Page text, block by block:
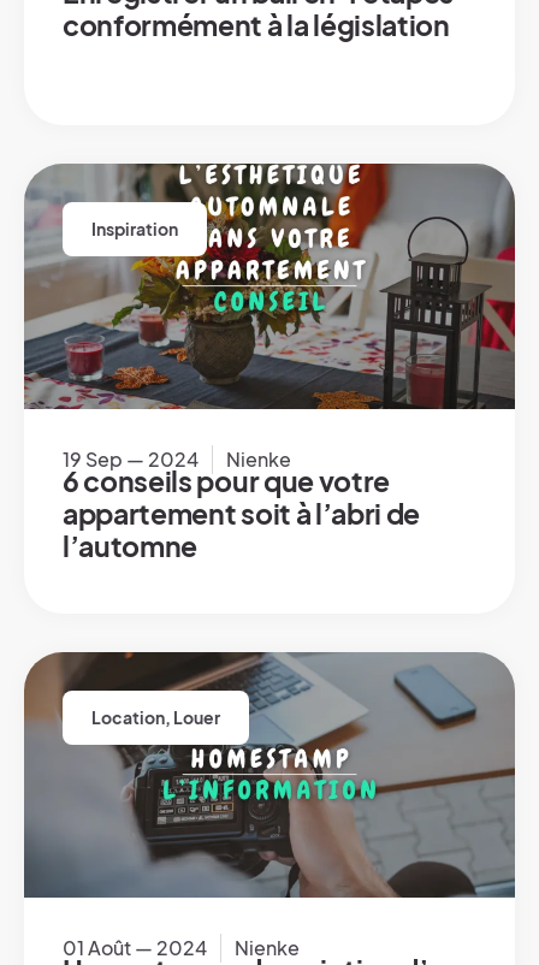
conformément à la législation
Inspiration
19 Sep — 2024 Nienke
6 conseils pour que votre
appartement soit à l’abri de
l’automne
Location, Louer
01 Août — 2024 Nienke